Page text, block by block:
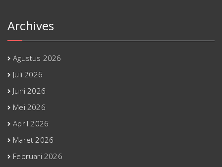
Archives
Agustus 2026
Juli 2026
Juni 2026
Mei 2026
April 2026
Maret 2026
Februari 2026